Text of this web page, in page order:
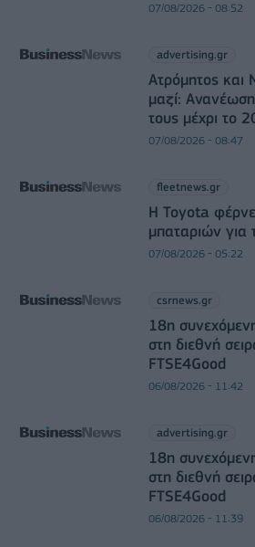
07/08/2026 - 08:52
advertising.gr
Ατρόμητος και
μαζί:
τους μέχρι το
07/08/2026 - 08:47
fleetnews.gr
Η Toyota
μπαταριών για
07/08/2026 - 05:22
csrnews.gr
18η
στη διεθνή
FTSE4Good
06/08/2026 - 11:42
advertising.gr
18η
στη διεθνή
FTSE4Good
06/08/2026 - 11:39